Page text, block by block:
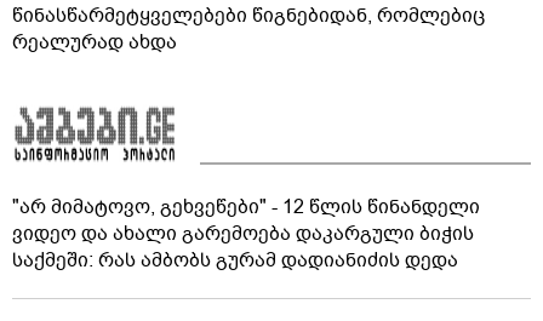
წინასწარმეტყველებები წიგნებიდან, რომლებიც
რეალურად ახდა
"არ მიმატოვო, გეხვეწები" - 12 წლის წინანდელი
ვიდეო და ახალი გარემოება დაკარგული ბიჭის
საქმეში: რას ამბობს გურამ დადიანიძის დედა